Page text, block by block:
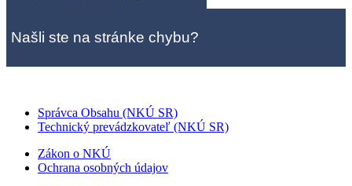
Našli ste na stránke chybu?
Správca Obsahu (NKÚ SR)
Technický prevádzkovateľ (NKÚ SR)
Zákon o NKÚ
Ochrana osobných údajov